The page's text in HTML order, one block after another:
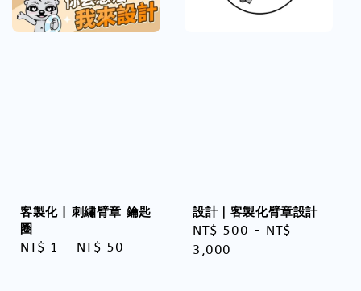
客製化 | 刺繡臂章 鑰匙
圈
Regular
NT$ 1 - NT$ 50
設計｜客製化臂章設計
Regular
price
NT$ 500 - NT$
3,000